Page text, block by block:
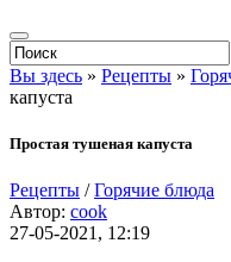
Вы здесь » Рецепты »
капуста
Простая тушеная капуста
Рецепты /Горячие блюда
Автор: cook
27-05-2021, 12:19